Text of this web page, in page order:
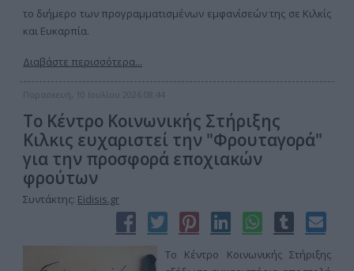
το διήμερο των προγραμματισμένων εμφανίσεών της σε Κιλκίς
και Ευκαρπία.
Διαβάστε περισσότερα...
Παρασκευή, 10 Ιουλίου 2026 08:44
Το Κέντρο Κοινωνικής Στήριξης
Κιλκις ευχαριστεί την "Φρουταγορά"
για την προσφορά εποχιακών
φρούτων
Συντάκτης: Eidisis.gr
Το Κέντρο Κοινωνικής Στήριξης